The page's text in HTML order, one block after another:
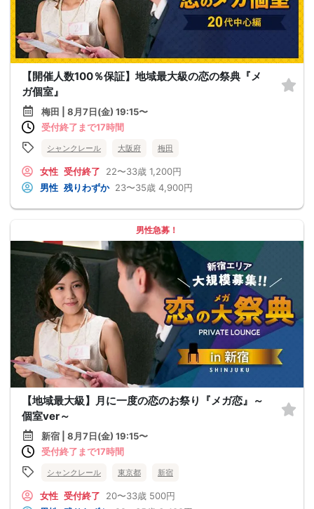
【開催人数100％保証】地域最大級の恋の祭典『メ
ガ個室』
梅田 | 8月7日(金) 19:15〜
受付終了まで17時間
シャンクレール 大阪府 梅田
女性 受付終了 22〜33歳 1,200円
男性 残りわずか 23〜35歳 4,900円
男性急募！
【地域最大級】月に一度の恋のお祭り『メガ恋』～
個室ver～
新宿 | 8月7日(金) 19:15〜
受付終了まで17時間
シャンクレール 東京都 新宿
女性 受付終了 20〜33歳 500円